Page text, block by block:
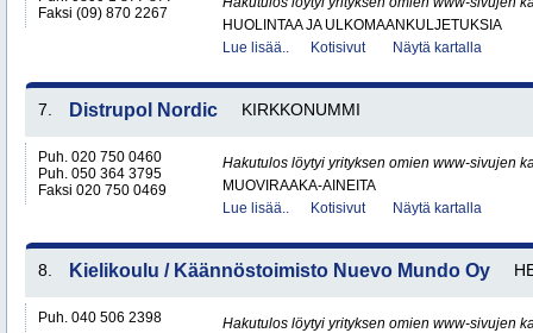
Faksi (09) 870 2267
HUOLINTAA JA ULKOMAANKULJETUKSIA
Lue lisää..
Kotisivut Näytä kartalla
7. Distrupol Nordic KIRKKONUMMI
Puh. 020 750 0460
Puh. 050 364 3795
Faksi 020 750 0469
Hakutulos löytyi yrityksen omien www-sivujen
MUOVIRAAKA-AINEITA
Lue lisää..
Kotisivut Näytä kartalla
8. Kielikoulu / Käännöstoimisto Nuevo Mundo Oy
Puh. 040 506 2398
Hakutulos löytyi yrityksen omien www-sivujen